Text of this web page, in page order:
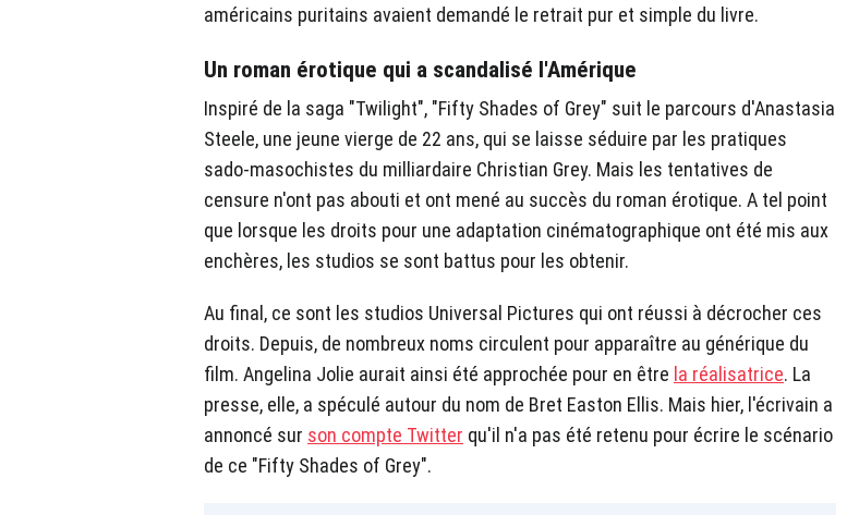
américains puritains avaient demandé le retrait pur et simple du livre.
Un roman érotique qui a scandalisé l'Amérique
Inspiré de la saga "Twilight", "Fifty Shades of Grey" suit le parcours d'Anastasia
Steele, une jeune vierge de 22 ans, qui se laisse séduire par les pratiques
sado-masochistes du milliardaire Christian Grey. Mais les tentatives de
censure n'ont pas abouti et ont mené au succès du roman érotique. A tel point
que lorsque les droits pour une adaptation cinématographique ont été mis aux
enchères, les studios se sont battus pour les obtenir.
Au final, ce sont les studios Universal Pictures qui ont réussi à décrocher ces
droits. Depuis, de nombreux noms circulent pour apparaître au générique du
film. Angelina Jolie aurait ainsi été approchée pour en être la réalisatrice. La
presse, elle, a spéculé autour du nom de Bret Easton Ellis. Mais hier, l'écrivain a
annoncé sur son compte Twitter qu'il n'a pas été retenu pour écrire le scénario
de ce "Fifty Shades of Grey".